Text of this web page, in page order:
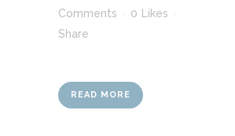
Comments
0
Likes
Share
READ MORE